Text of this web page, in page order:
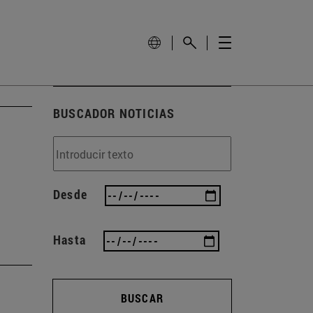
BUSCADOR NOTICIAS
Desde
Hasta
BUSCAR